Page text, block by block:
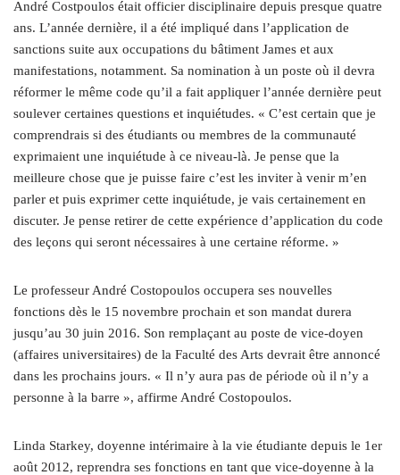
André Costpoulos était officier disciplinaire depuis presque quatre
ans. L’année dernière, il a été impliqué dans l’application de
sanctions suite aux occupations du bâtiment James et aux
manifestations, notamment. Sa nomination à un poste où il devra
réformer le même code qu’il a fait appliquer l’année dernière peut
soulever certaines questions et inquiétudes. « C’est certain que je
comprendrais si des étudiants ou membres de la communauté
exprimaient une inquiétude à ce niveau-là. Je pense que la
meilleure chose que je puisse faire c’est les inviter à venir m’en
parler et puis exprimer cette inquiétude, je vais certainement en
discuter. Je pense retirer de cette expérience d’application du code
des leçons qui seront nécessaires à une certaine réforme. »
Le professeur André Costopoulos occupera ses nouvelles
fonctions dès le 15 novembre prochain et son mandat durera
jusqu’au 30 juin 2016. Son remplaçant au poste de vice-doyen
(affaires universitaires) de la Faculté des Arts devrait être annoncé
dans les prochains jours. « Il n’y aura pas de période où il n’y a
personne à la barre », affirme André Costopoulos.
Linda Starkey, doyenne intérimaire à la vie étudiante depuis le 1er
août 2012, reprendra ses fonctions en tant que vice-doyenne à la